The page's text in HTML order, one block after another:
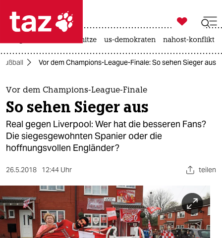
 taz zahl ich
taz zahl ich
themen
politik
öko
gesellschaft
sport
berlin

taz zahl ich
hitze us-demokraten nahost-konflikt
Fußball Vor dem Champions-League-Finale: So sehen Sieger aus
Vor dem Champions-League-Finale
So sehen Sieger aus
Real gegen Liverpool: Wer hat die besseren Fans?
Die siegesgewohnten Spanier oder die
hoffnungsvollen Engländer?
26.5.2018 12:44 Uhr teilen